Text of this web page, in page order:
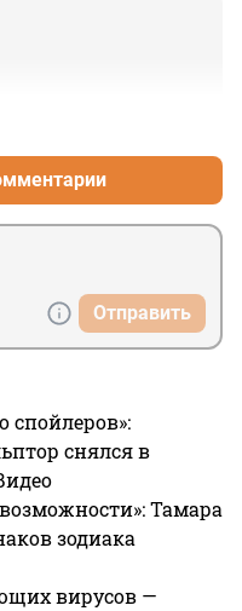
Отправить
снялся в
Тамара
зодиака
вирусов —